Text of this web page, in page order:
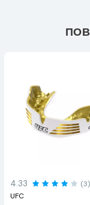
4.33
(3)
UFC